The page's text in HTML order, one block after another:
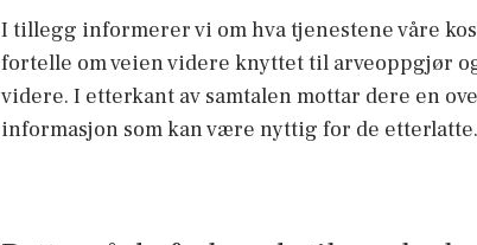
I tillegg informerer vi om hva tjenestene våre
fortelle om veien videre knyttet til arveoppgjør
videre. I etterkant av samtalen mottar dere en
informasjon som kan være nyttig for de etterlatte.